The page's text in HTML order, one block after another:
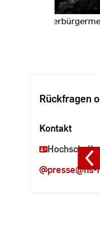
Rückfragen
Kontakt
presse